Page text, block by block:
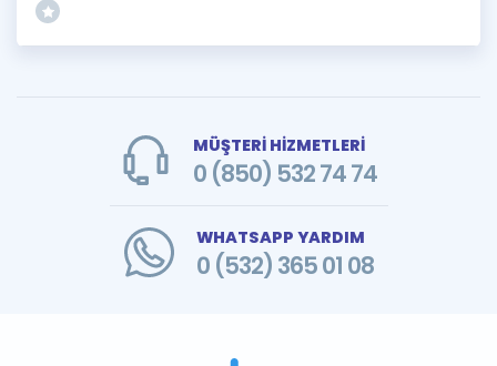
MÜŞTERİ HİZMETLERİ
0 (850) 532 74 74
WHATSAPP YARDIM
0 (532) 365 01 08